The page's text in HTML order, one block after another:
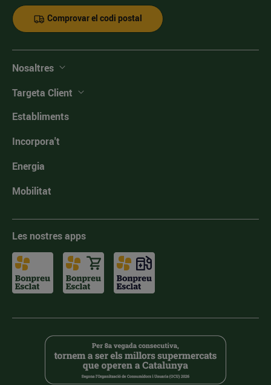
Comprovar el codi postal
Nosaltres
Targeta Client
Establiments
Incorpora't
Energia
Mobilitat
Les nostres apps